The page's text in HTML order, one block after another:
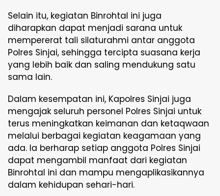
Selain itu, kegiatan Binrohtal ini juga
diharapkan dapat menjadi sarana untuk
mempererat tali silaturahmi antar anggota
Polres Sinjai, sehingga tercipta suasana kerja
yang lebih baik dan saling mendukung satu
sama lain.
Dalam kesempatan ini, Kapolres Sinjai juga
mengajak seluruh personel Polres Sinjai untuk
terus meningkatkan keimanan dan ketaqwaan
melalui berbagai kegiatan keagamaan yang
ada. Ia berharap setiap anggota Polres Sinjai
dapat mengambil manfaat dari kegiatan
Binrohtal ini dan mampu mengaplikasikannya
dalam kehidupan sehari-hari.